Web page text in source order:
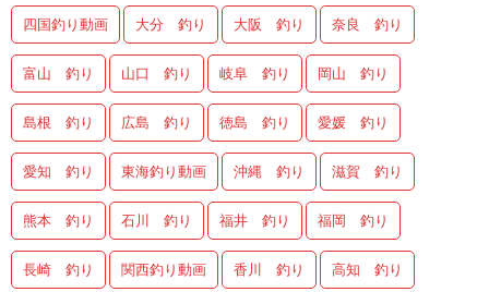
四国釣り動画 大分 釣り 大阪 釣り 奈良 釣り
富山 釣り 山口 釣り 岐阜 釣り 岡山 釣り
島根 釣り 広島 釣り 徳島 釣り 愛媛 釣り
愛知 釣り 東海釣り動画 沖縄 釣り 滋賀 釣り
熊本 釣り 石川 釣り 福井 釣り 福岡 釣り
長崎 釣り 関西釣り動画 香川 釣り 高知 釣り